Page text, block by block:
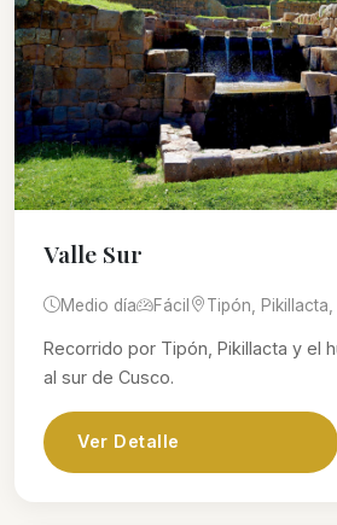
Valle Sur
Medio día Fácil Tipón, Pikillacta,
Recorrido por Tipón, Pikillacta y el
al sur de Cusco.
Ver Detalle